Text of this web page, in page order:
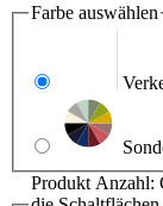
Farbe auswählen
Produkt Anzahl: